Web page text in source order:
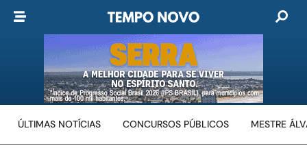
ÚLTIMAS NOTÍCIAS CONCURSOS PÚBLICOS MESTRE